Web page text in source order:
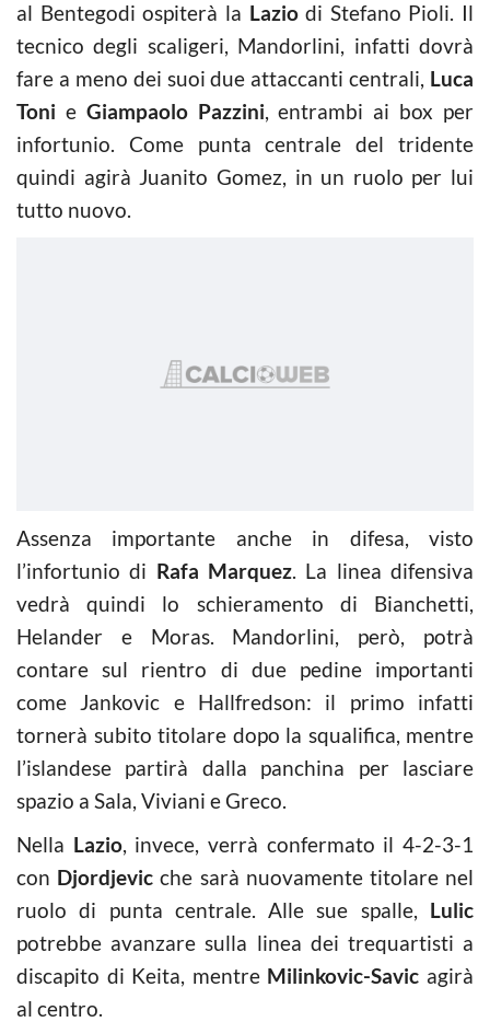
al Bentegodi ospiterà la Laziodi Stefano Pioli. Il
tecnico degli scaligeri, Mandorlini, infatti dovrà
fare a meno dei suoi due attaccanti centrali, Luca
Toni e Giampaolo Pazzini, entrambi ai box per
infortunio. Come punta centrale del tridente
quindi agirà Juanito Gomez, in un ruolo per lui
tutto nuovo.
Assenza importante anche in difesa, visto
l’infortunio di Rafa Marquez. La linea difensiva
vedrà quindi lo schieramento di Bianchetti,
Helander e Moras. Mandorlini, però, potrà
contare sul rientro di due pedine importanti
come Jankovic e Hallfredson: il primo infatti
tornerà subito titolare dopo la squalifica, mentre
l’islandese partirà dalla panchina per lasciare
spazio a Sala, Viviani e Greco.
Nella Lazio, invece, verrà confermato il 4-2-3-1
con Djordjevic che sarà nuovamente titolare nel
ruolo di punta centrale. Alle sue spalle, Lulic
potrebbe avanzare sulla linea dei trequartisti a
discapito di Keita, mentre Milinkovic-Savic agirà
al centro.